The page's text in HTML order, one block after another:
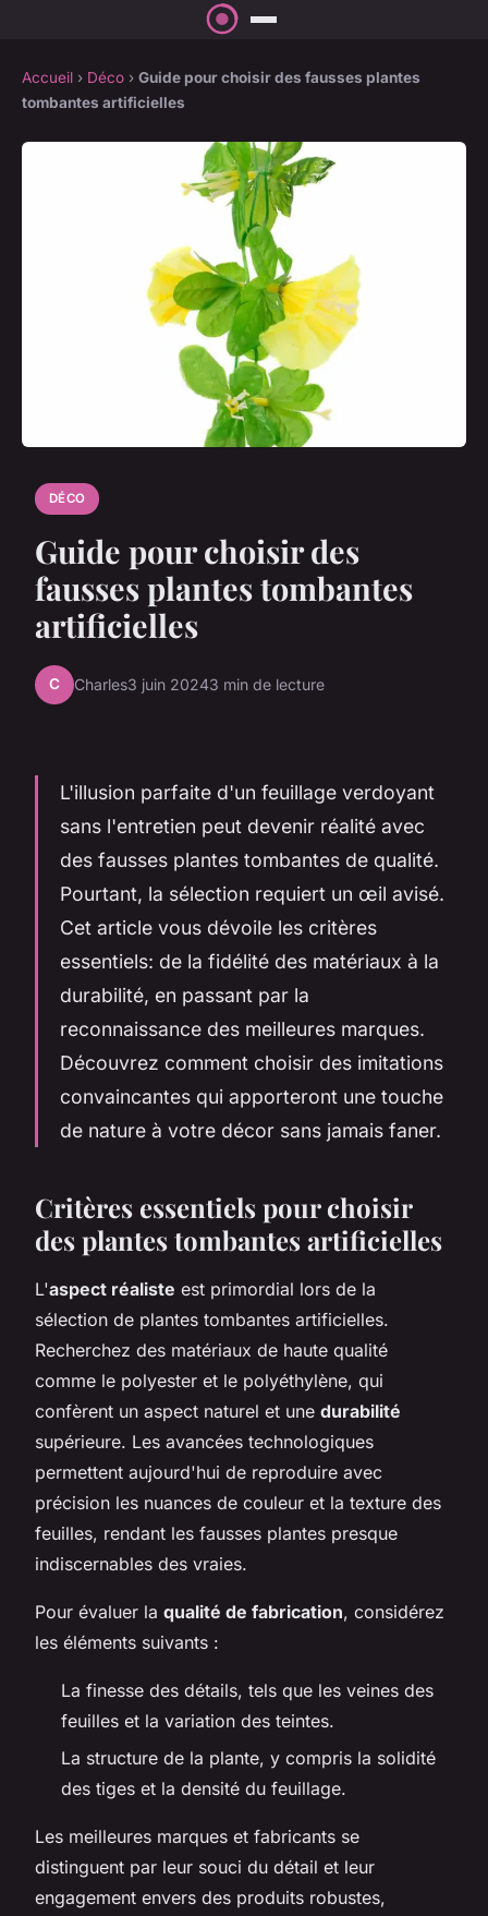
Accueil › Déco › Guide pour choisir des fausses plantes
tombantes artificielles
DÉCO
Guide pour choisir des
fausses plantes tombantes
artificielles
C Charles3 juin 20243 min de lecture
L'illusion parfaite d'un feuillage verdoyant
sans l'entretien peut devenir réalité avec
des fausses plantes tombantes de qualité.
Pourtant, la sélection requiert un œil avisé.
Cet article vous dévoile les critères
essentiels: de la fidélité des matériaux à la
durabilité, en passant par la
reconnaissance des meilleures marques.
Découvrez comment choisir des imitations
convaincantes qui apporteront une touche
de nature à votre décor sans jamais faner.
Critères essentiels pour choisir
des plantes tombantes artificielles
L'aspect réaliste est primordial lors de la
sélection de plantes tombantes artificielles.
Recherchez des matériaux de haute qualité
comme le polyester et le polyéthylène, qui
confèrent un aspect naturel et une durabilité
supérieure. Les avancées technologiques
permettent aujourd'hui de reproduire avec
précision les nuances de couleur et la texture des
feuilles, rendant les fausses plantes presque
indiscernables des vraies.
Pour évaluer la qualité de fabrication, considérez
les éléments suivants :
La finesse des détails, tels que les veines des
feuilles et la variation des teintes.
La structure de la plante, y compris la solidité
des tiges et la densité du feuillage.
Les meilleures marques et fabricants se
distinguent par leur souci du détail et leur
engagement envers des produits robustes,